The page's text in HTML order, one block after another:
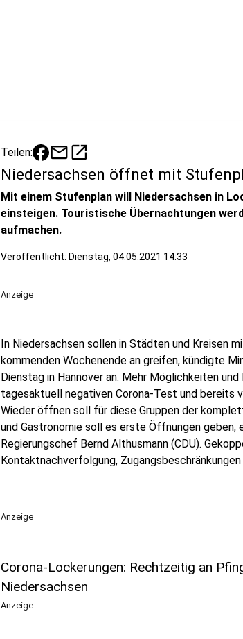
Teilen: mailopen_in_new
Niedersachsen öffnet mit
Mit einem Stufenplan will Niedersachsen in
einsteigen. Touristische Übernachtungen
aufmachen.
Veröffentlicht: Dienstag, 04.05.2021 14:33
Anzeige
In Niedersachsen sollen in Städten und Kreisen
kommenden Wochenende an greifen, kündigte
Dienstag in Hannover an. Mehr Möglichkeiten
tagesaktuell negativen Corona-Test und bereits
Wieder öffnen soll für diese Gruppen der
und Gastronomie soll es erste Öffnungen
Regierungschef Bernd Althusmann (CDU).
Kontaktnachverfolgung,
Anzeige
Corona-Lockerungen: Rechtzeitig an
Niedersachsen
Anzeige